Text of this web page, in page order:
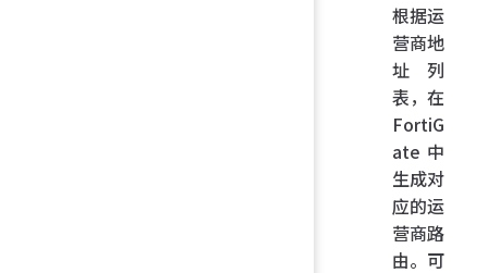
根据运
营商地
址列
表，在
FortiG
ate 中
生成对
应的运
营商路
由。可